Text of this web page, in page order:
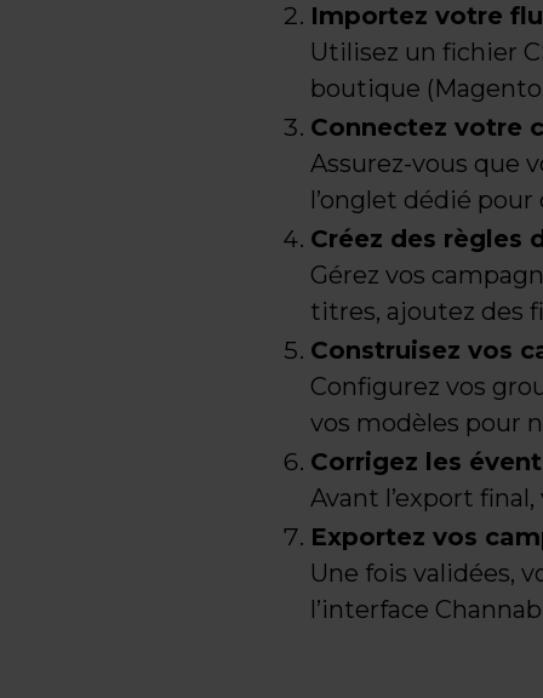
Importez votre
Utilisez un fichier
boutique
Connectez votre
Assurez-vous que
l’onglet dédié
Créez des règles
Gérez vos
titres, ajoutez des
Construisez vos
Configurez vos
vos modèles pour
Corrigez les
Avant l’export
Exportez vos
Une fois validées,
l’interface